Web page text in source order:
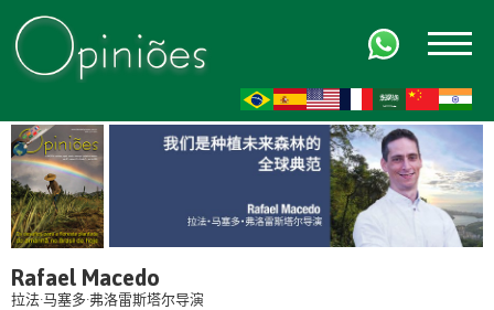
Rafael Macedo
拉法·马塞多·弗洛雷斯塔尔导演